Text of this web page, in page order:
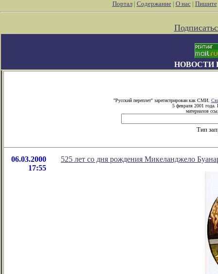
Портал| Содержание| О нас| Пишите
НОВОСТИ
"Русский переплет" зарегистрирован как СМИ.
5 февраля 2001 года.
материалов
Тип
06.03.2000
17:55
525 лет со дня рождения Микеланджело